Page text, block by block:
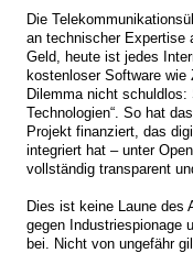
Die
an technischer Expertise
Geld, heute ist jedes
kostenloser Software
Dilemma nicht
Technologien“. So hat
Projekt finanziert, das
integriert hat – unter
vollständig transparent
Dies ist keine Laune des
gegen Industriespionage
bei. Nicht von ungefähr